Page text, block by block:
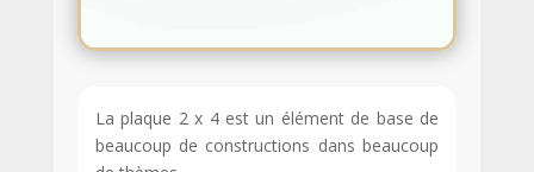
La plaque 2 x 4 est un élément de base de
beaucoup de constructions dans beaucoup